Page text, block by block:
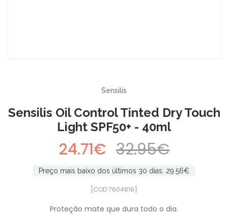
Sensilis
Sensilis Oil Control Tinted Dry Touch
Light SPF50+ - 40ml
24.71€ 32.95€
Preço mais baixo dos últimos 30 dias: 29.56€
[COD 7604819]
Proteção mate que dura todo o dia.